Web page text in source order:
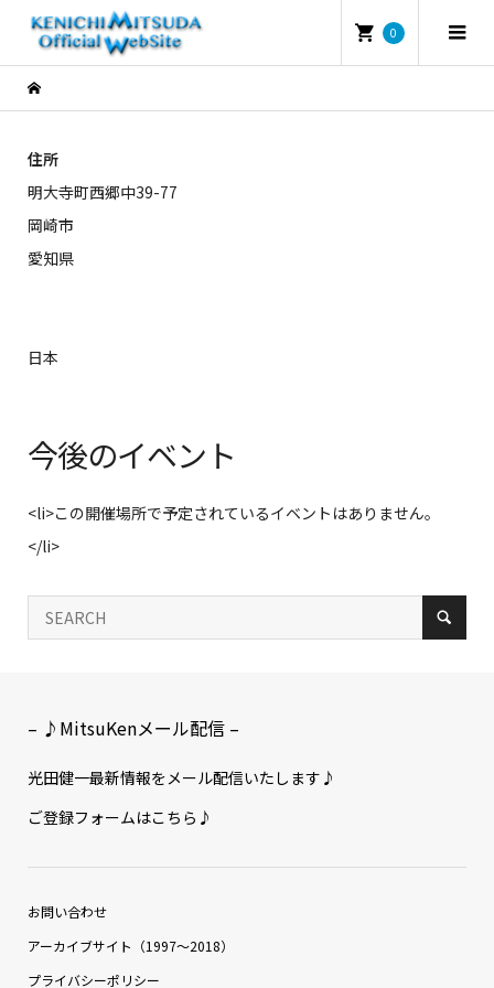
0
住所
明大寺町西郷中39-77
岡崎市
愛知県
日本
今後のイベント
<li>この開催場所で予定されているイベントはありません。
</li>
– ♪MitsuKenメール配信 –
光田健一最新情報をメール配信いたします♪
ご登録フォームはこちら♪
お問い合わせ
アーカイブサイト（1997〜2018）
プライバシーポリシー